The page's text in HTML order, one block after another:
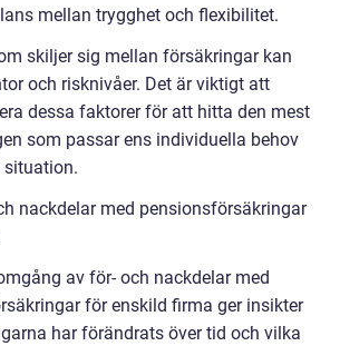
mellan trygghet och flexibilitet.
skiljer sig mellan försäkringar kan
och risknivåer. Det är viktigt att
dessa faktorer för att hitta den mest
som passar ens individuella behov
situation.
nackdelar med pensionsförsäkringar
av för- och nackdelar med
för enskild firma ger insikter
har förändrats över tid och vilka